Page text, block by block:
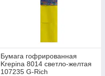
Бумага гофрированная
Krepina 8014 светло-желтая
107235 G-Rich